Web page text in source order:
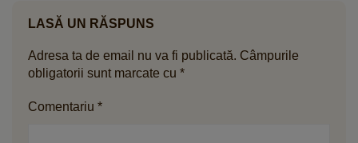
LASĂ UN RĂSPUNS
Adresa ta de email nu va fi publicată. Câmpurile
obligatorii sunt marcate cu *
Comentariu *